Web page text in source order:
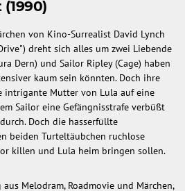
von Kino-Surrealist David Lynch
dreht sich alles um zwei Liebende
Dern) und Sailor Ripley (Cage) haben
kaum sein könnten. Doch ihre
intrigante Mutter von Lula auf eine
Sailor eine Gefängnisstrafe verbüßt
Doch die hasserfüllte
beiden Turteltäubchen ruchlose
killen und Lula heim bringen sollen.
Melodram, Roadmovie und Märchen,